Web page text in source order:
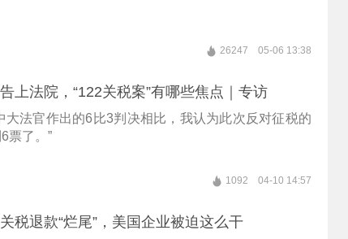
26247 05-06 13:38
上法院，“122关税案”有哪些焦点｜专访
大法官作出的6比3判决相比，我认为此次反对征税的
票了。”
1092 04-10 14:57
税退款“烂尾”，美国企业被迫这么干